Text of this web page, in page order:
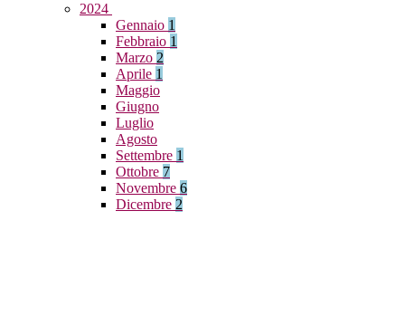
2024
Gennaio 1
Febbraio 1
Marzo 2
Aprile 1
Maggio
Giugno
Luglio
Agosto
Settembre 1
Ottobre 7
Novembre 6
Dicembre 2